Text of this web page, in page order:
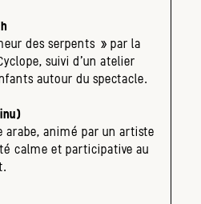
des serpents » par la
suivi d’un atelier
autour du spectacle.
arabe, animé par un artiste
calme et participative au